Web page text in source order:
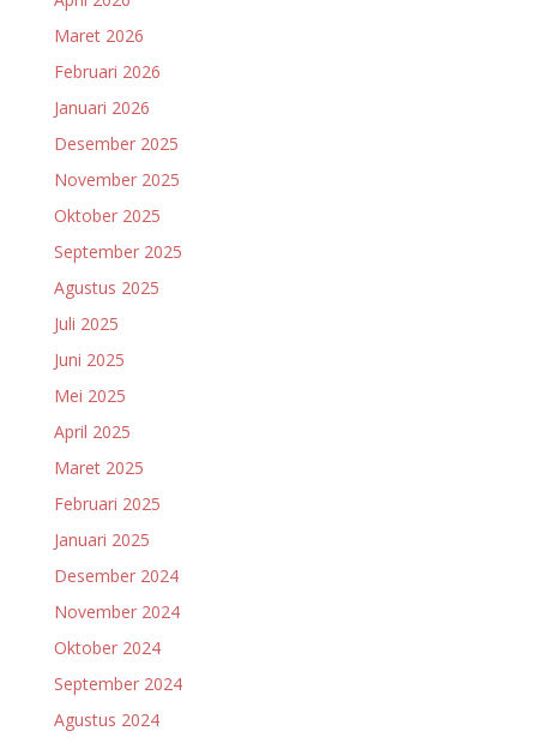
Maret 2026
Februari 2026
Januari 2026
Desember 2025
November 2025
Oktober 2025
September 2025
Agustus 2025
Juli 2025
Juni 2025
Mei 2025
April 2025
Maret 2025
Februari 2025
Januari 2025
Desember 2024
November 2024
Oktober 2024
September 2024
Agustus 2024